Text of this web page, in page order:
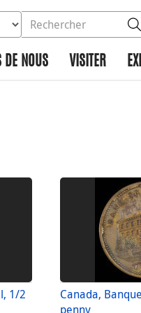
la base de données à
le site
DE NOUS VISITER
1/2
Canada,
penny